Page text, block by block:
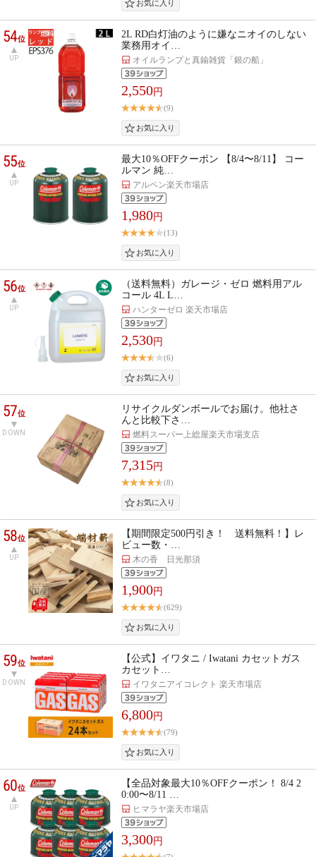
54位
UP
2L RD白灯油のように嫌なニオイのしない
業務用オイ…
オイルランプと真鍮雑貨「銀の船」
2,550円
(9)
55位
UP
最大10％OFFクーポン 【8/4〜8/11】 コー
ルマン 純…
アルペン楽天市場店
1,980円
(13)
56位
UP
（送料無料）ガレージ・ゼロ 燃料用アル
コール 4L L…
ハンターゼロ 楽天市場店
2,530円
(6)
57位
DOWN
リサイクルダンボールでお届け。他社さ
んと比較下さ…
燃料スーパー上総屋楽天市場支店
7,315円
(8)
58位
UP
【期間限定500円引き！ 送料無料！】レ
ビュー数・…
木の香 日光那須
1,900円
(629)
59位
DOWN
【公式】イワタニ / Iwatani カセットガス
カセット…
イワタニアイコレクト 楽天市場店
6,800円
(79)
60位
UP
【全品対象最大10％OFFクーポン！ 8/4 2
0:00〜8/11 …
ヒマラヤ楽天市場店
3,300円